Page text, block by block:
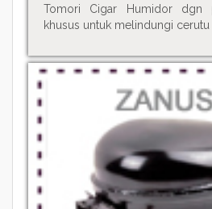
Tomori Cigar Humidor dgn
khusus untuk melindungi cerutu